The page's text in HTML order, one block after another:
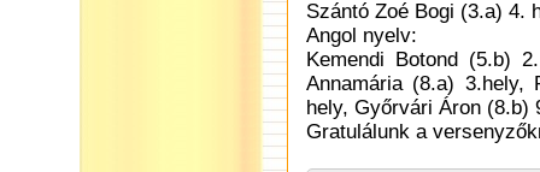
Szántó Zoé Bogi (3.a) 4.
Angol nyelv:
Kemendi Botond (5.b)
Annamária (8.a)
hely, Győrvári Áron (8.b)
Gratulálunk a